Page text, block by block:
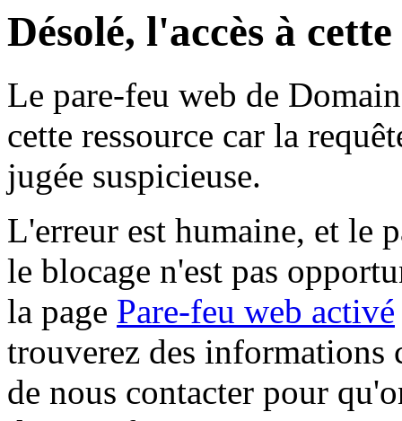
Désolé, l'accès à
Le pare-feu web de
cette ressource car la
jugée suspicieuse.
L'erreur est humaine, et le
le blocage n'est pas
la page Pare-feu web activé
trouverez des informations
de nous contacter pour